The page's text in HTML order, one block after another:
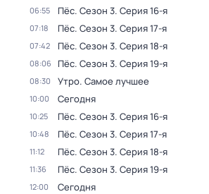
06:55 Пёс. Сезон 3. Серия 16-я
07:18 Пёс. Сезон 3. Серия 17-я
07:42 Пёс. Сезон 3. Серия 18-я
08:06 Пёс. Сезон 3. Серия 19-я
08:30 Утро. Самое лучшее
10:00 Сегодня
10:25 Пёс. Сезон 3. Серия 16-я
10:48 Пёс. Сезон 3. Серия 17-я
11:12 Пёс. Сезон 3. Серия 18-я
11:36 Пёс. Сезон 3. Серия 19-я
12:00 Сегодня